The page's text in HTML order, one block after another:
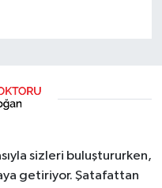
sizleri buluştururken,
getiriyor. Şatafattan